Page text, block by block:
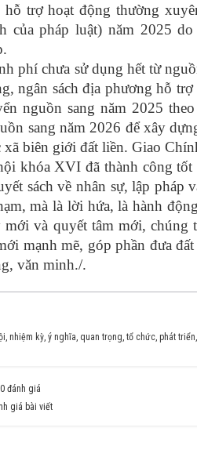
trợ hoạt động thường
của pháp luật) năm 2025
phí chưa sử dụng hết từ
ngân sách địa phương hỗ
nguồn sang năm 2025
sang năm 2026 để xây
xã biên giới đất liền. Giao
khóa XVI đã thành công
sách về nhân sự, lập
mà là lời hứa, là hành
và quyết tâm mới, chúng
mạnh mẽ, góp phần đưa
văn minh./.
, nhiệm kỳ, ý nghĩa, quan trọng, tổ chức, phát triển,
đánh giá
giá bài viết